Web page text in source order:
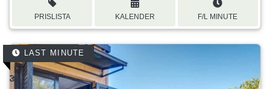
PRISLISTA KALENDER F/L MINUTE
LAST MINUTE